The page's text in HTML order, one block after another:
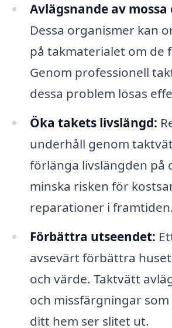
Avlägsnande av mossa
Dessa organismer kan
på takmaterialet om de
Genom professionell
dessa problem lösas
Öka takets livslängd:
underhåll genom
förlänga livslängden på
minska risken för
reparationer i framtiden.
Förbättra utseendet:
avsevärt förbättra
och värde. Taktvätt
och missfärgningar
ditt hem ser slitet ut.